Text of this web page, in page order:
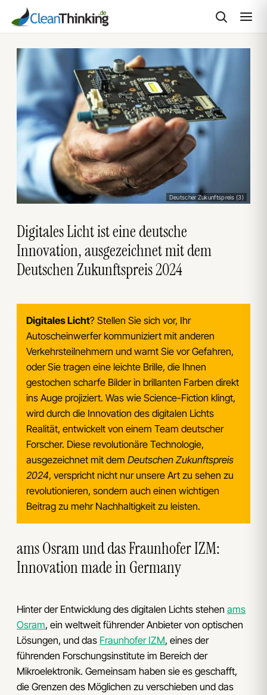
Inhalt
springen
Deutscher Zukunftspreis (3)
Digitales Licht ist eine deutsche
Innovation, ausgezeichnet mit dem
Deutschen Zukunftspreis 2024
Digitales Licht? Stellen Sie sich vor, Ihr
Autoscheinwerfer kommuniziert mit anderen
Verkehrsteilnehmern und warnt Sie vor Gefahren,
oder Sie tragen eine leichte Brille, die Ihnen
gestochen scharfe Bilder in brillanten Farben direkt
ins Auge projiziert. Was wie Science-Fiction klingt,
wird durch die Innovation des digitalen Lichts
Realität, entwickelt von einem Team deutscher
Forscher. Diese revolutionäre Technologie,
ausgezeichnet mit dem Deutschen Zukunftspreis
2024, verspricht nicht nur unsere Art zu sehen zu
revolutionieren, sondern auch einen wichtigen
Beitrag zu mehr Nachhaltigkeit zu leisten.
ams Osram und das Fraunhofer IZM:
Innovation made in Germany
Hinter der Entwicklung des digitalen Lichts stehen ams
Osram, ein weltweit führender Anbieter von optischen
Lösungen, und das Fraunhofer IZM, eines der
führenden Forschungsinstitute im Bereich der
Mikroelektronik. Gemeinsam haben sie es geschafft,
die Grenzen des Möglichen zu verschieben und das